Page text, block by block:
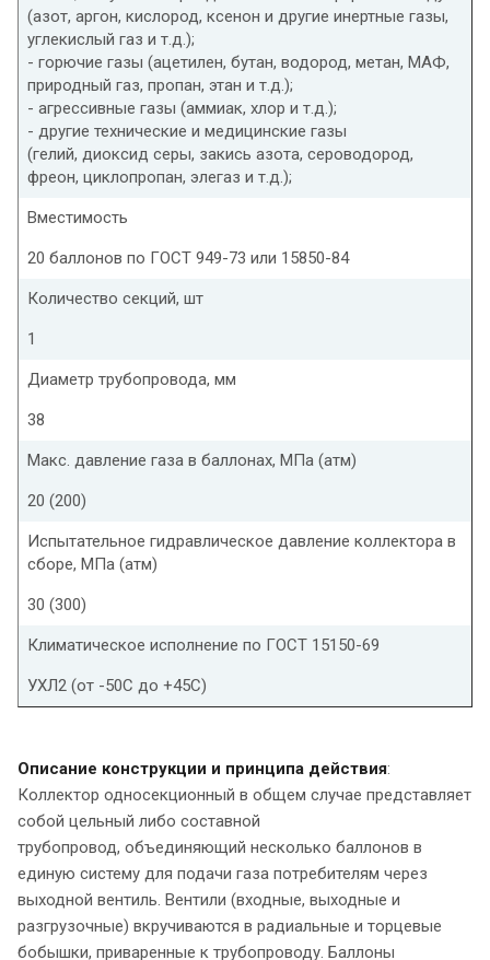
(азот, аргон, кислород, ксенон и другие инертные газы,
углекислый газ и т.д.);
- горючие газы (ацетилен, бутан, водород, метан, МАФ,
природный газ, пропан, этан и т.д.);
- агрессивные газы (аммиак, хлор и т.д.);
- другие технические и медицинские газы
(гелий, диоксид серы, закись азота, сероводород,
фреон, циклопропан, элегаз и т.д.);
Вместимость
20 баллонов по ГОСТ 949-73 или 15850-84
Количество секций, шт
1
Диаметр трубопровода, мм
38
Макс. давление газа в баллонах, МПа (атм)
20 (200)
Испытательное гидравлическое давление коллектора в
сборе, МПа (атм)
30 (300)
Климатическое исполнение по ГОСТ 15150-69
УХЛ2 (от -50С до +45С)
Описание конструкции и принципа действия:
Коллектор односекционный в общем случае представляет
собой цельный либо составной
трубопровод, объединяющий несколько баллонов в
единую систему для подачи газа потребителям через
выходной вентиль. Вентили (входные, выходные и
разгрузочные) вкручиваются в радиальные и торцевые
бобышки, приваренные к трубопроводу. Баллоны